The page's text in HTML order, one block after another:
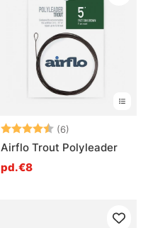
Note: (6)
Airflo Trout Polyleader
pd.€8